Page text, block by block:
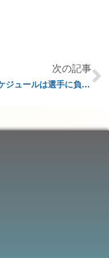
次の記事
Pac-12のスケジュールは選手に負担が多すぎるか？